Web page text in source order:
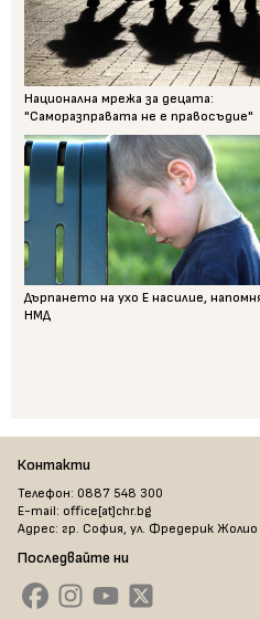
Национална мрежа за децата:
"Саморазправата не е правосъдие"
Дърпането на ухо Е насилие,
НМД
Контакти
Телефон: 0887 548 300
E-mail: office[at]chr.bg
Адрес: гр. София, ул. Фредерик
Последвайте ни